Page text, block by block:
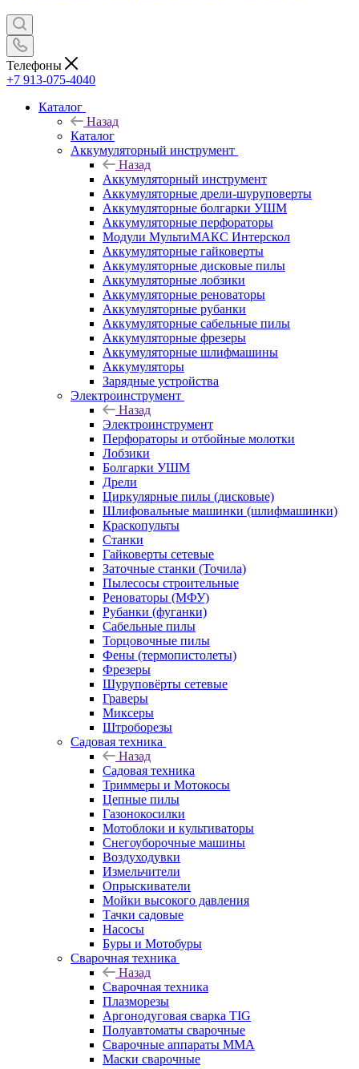
Телефоны
+7 913-075-4040
Каталог
Назад
Каталог
Аккумуляторный инструмент
Назад
Аккумуляторный инструмент
Аккумуляторные дрели-шуруповерты
Аккумуляторные болгарки УШМ
Аккумуляторные перфораторы
Модули МультиМАКС Интерскол
Аккумуляторные гайковерты
Аккумуляторные дисковые пилы
Аккумуляторные лобзики
Аккумуляторные реноваторы
Аккумуляторные рубанки
Аккумуляторные сабельные пилы
Аккумуляторные фрезеры
Аккумуляторные шлифмашины
Аккумуляторы
Зарядные устройства
Электроинструмент
Назад
Электроинструмент
Перфораторы и отбойные молотки
Лобзики
Болгарки УШМ
Дрели
Циркулярные пилы (дисковые)
Шлифовальные машинки (шлифмашинки)
Краскопульты
Станки
Гайковерты сетевые
Заточные станки (Точила)
Пылесосы строительные
Реноваторы (МФУ)
Рубанки (фуганки)
Сабельные пилы
Торцовочные пилы
Фены (термопистолеты)
Фрезеры
Шуруповёрты сетевые
Граверы
Миксеры
Штроборезы
Садовая техника
Назад
Садовая техника
Триммеры и Мотокосы
Цепные пилы
Газонокосилки
Мотоблоки и культиваторы
Снегоуборочные машины
Воздуходувки
Измельчители
Опрыскиватели
Мойки высокого давления
Тачки садовые
Насосы
Буры и Мотобуры
Сварочная техника
Назад
Сварочная техника
Плазморезы
Аргонодуговая сварка TIG
Полуавтоматы сварочные
Сварочные аппараты ММА
Маски сварочные